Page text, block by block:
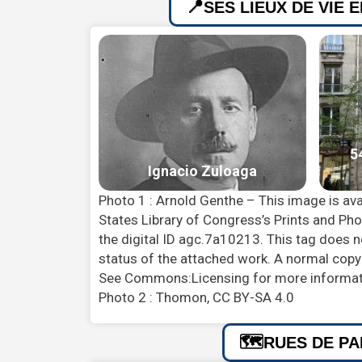
SES LIEUX DE VIE
Photo 1 : Arnold Genthe – This image is
States Library of Congress’s Prints and
the digital ID agc.7a10213. This tag does
status of the attached work. A normal
See Commons:Licensing for more
Photo 2 : Thomon, CC BY-SA 4.0
RUES DE